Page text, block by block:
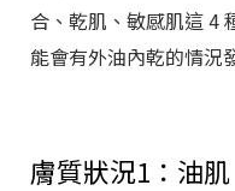
合、乾肌、敏感肌這 4
能會有外油內乾的情況
膚質狀況1：油肌